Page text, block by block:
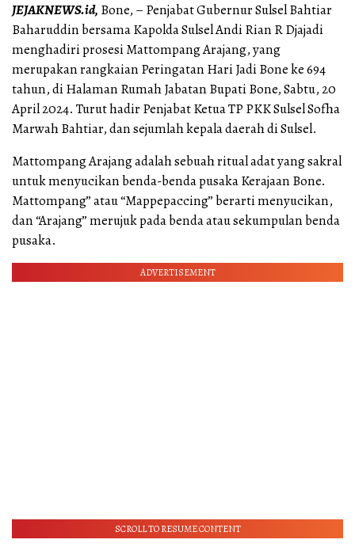
JEJAKNEWS.id, Bone, – Penjabat Gubernur Sulsel Bahtiar
Baharuddin bersama Kapolda Sulsel Andi Rian R Djajadi
menghadiri prosesi Mattompang Arajang, yang
merupakan rangkaian Peringatan Hari Jadi Bone ke 694
tahun, di Halaman Rumah Jabatan Bupati Bone, Sabtu, 20
April 2024. Turut hadir Penjabat Ketua TP PKK Sulsel Sofha
Marwah Bahtiar, dan sejumlah kepala daerah di Sulsel.
Mattompang Arajang adalah sebuah ritual adat yang sakral
untuk menyucikan benda-benda pusaka Kerajaan Bone.
Mattompang” atau “Mappepaccing” berarti menyucikan,
dan “Arajang” merujuk pada benda atau sekumpulan benda
pusaka.
ADVERTISEMENT
SCROLL TO RESUME CONTENT